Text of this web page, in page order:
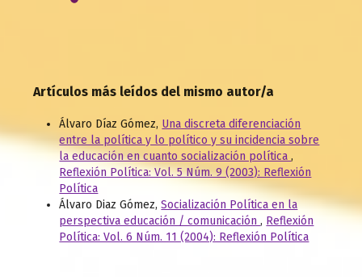
Artículos más leídos del mismo autor/a
Álvaro Díaz Gómez, Una discreta diferenciación
entre la política y lo político y su incidencia sobre
la educación en cuanto socialización política,
Reflexión Política: Vol. 5 Núm. 9 (2003): Reflexión
Política
Álvaro Diaz Gómez,Socialización Política en la
perspectiva educación / comunicación, Reflexión
Política: Vol. 6 Núm. 11 (2004): Reflexión Política